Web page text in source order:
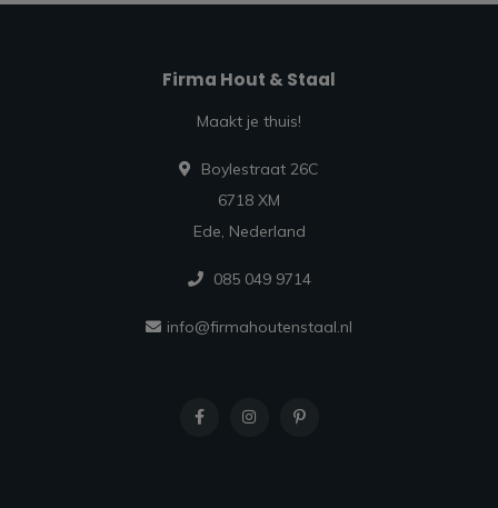
Firma Hout & Staal
Maakt je thuis!
Boylestraat 26C
6718 XM
Ede, Nederland
085 049 9714
info@firmahoutenstaal.nl